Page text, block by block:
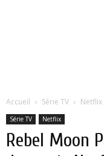
Accueil Série TV Netflix
Série TV Netflix
Rebel Moon